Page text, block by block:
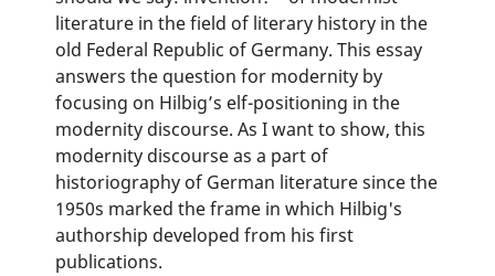
literature in the field of literary history in the
old Federal Republic of Germany. This essay
answers the question for modernity by
focusing on Hilbig’s elf-positioning in the
modernity discourse. As I want to show, this
modernity discourse as a part of
historiography of German literature since the
1950s marked the frame in which Hilbig's
authorship developed from his first
publications.